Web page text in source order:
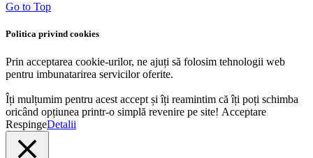
Go to Top
Politica privind cookies
Prin acceptarea cookie-urilor, ne ajuți să folosim tehnologii web
pentru imbunatarirea servicilor oferite.
Îți mulțumim pentru acest accept și îți reamintim că îți poți schimba
oricând opțiunea printr-o simplă revenire pe site! Acceptare
RespingeDetalii